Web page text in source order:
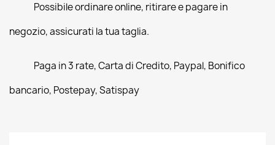
Possibile ordinare online, ritirare e pagare in
negozio, assicurati la tua taglia.
Paga in 3 rate, Carta di Credito, Paypal, Bonifico
bancario, Postepay, Satispay